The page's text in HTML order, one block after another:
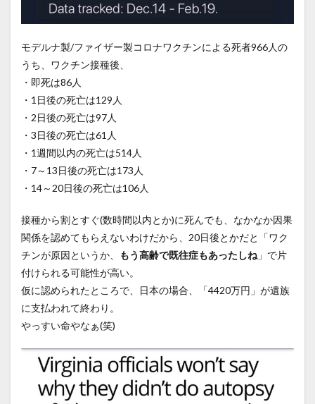
モデルナ製/ファイザー製コロナワクチンによる死者966人の
うち、ワクチン接種後、
・即死は86人
・1日後の死亡は129人
・2日後の死亡は97人
・3日後の死亡は61人
・1週間以内の死亡は514人
・7～13日後の死亡は173人
・14～20日後の死亡は106人
接種から割とすぐ(数時間以内とか)に死んでも、なかなか因果
関係を認めてもらえないわけだから、20日後とかだと「ワク
チンが原因というか、
もう高齢で既往症もあったしね 」で片
付けられる可能性が高い。
仮に認められたところで、日本の場合、「4420万円」が遺族
に支払われて終わり。
やっすい命やなぁ(笑)